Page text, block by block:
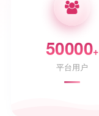
50000+
平台用户